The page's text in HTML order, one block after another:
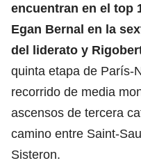
encuentran en el top
Egan Bernal en la
del liderato y
quinta etapa de París-
recorrido de media
ascensos de tercera
camino entre Saint-
Sisteron.